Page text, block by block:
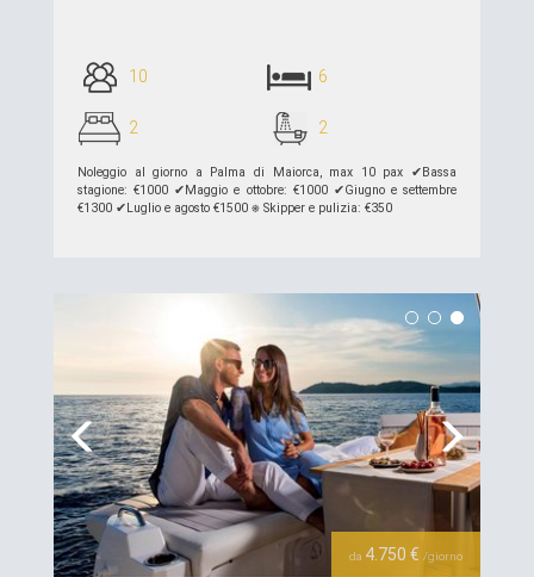
10 6
2 2
Noleggio al giorno a Palma di Maiorca, max 10 pax ✔︎Bassa
stagione: €1000 ✔︎Maggio e ottobre: ​​€1000 ✔︎Giugno e settembre
€1300 ✔︎Luglio e agosto €1500 ⎈ Skipper e pulizia: €350
Previous Next
da 4.750 € /giorno